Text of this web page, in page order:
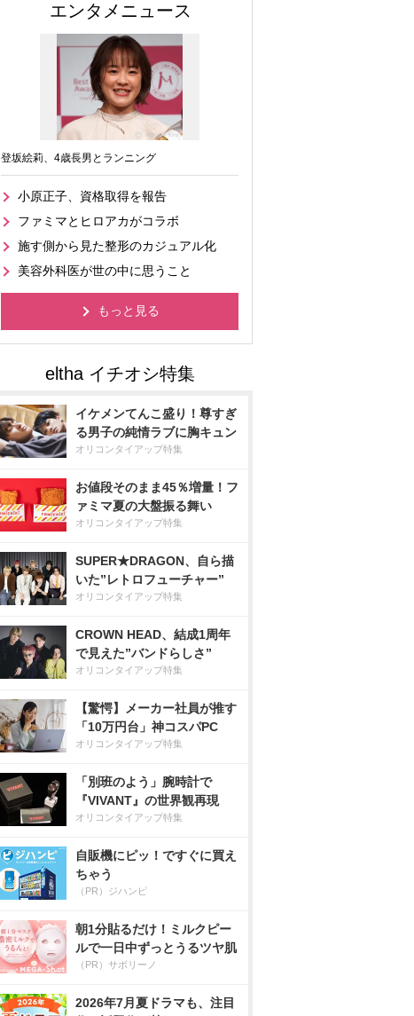
エンタメニュース
登坂絵莉、4歳長男とランニング
小原正子、資格取得を報告
ファミマとヒロアカがコラボ
施す側から見た整形のカジュアル化
美容外科医が世の中に思うこと
もっと見る
イケメンてんこ盛り！尊すぎ
る男子の純情ラブに胸キュン
オリコンタイアップ特集
お値段そのまま45％増量！フ
ァミマ夏の大盤振る舞い
オリコンタイアップ特集
SUPER★DRAGON、自ら描
いた”レトロフューチャー”
オリコンタイアップ特集
CROWN HEAD、結成1周年
で見えた”バンドらしさ”
オリコンタイアップ特集
【驚愕】メーカー社員が推す
「10万円台」神コスパPC
オリコンタイアップ特集
「別班のよう」腕時計で
『VIVANT』の世界観再現
オリコンタイアップ特集
自販機にピッ！ですぐに買え
ちゃう
（PR）ジハンピ
朝1分貼るだけ！ミルクピー
ルで一日中ずっとうるツヤ肌
（PR）サボリーノ
2026年7月夏ドラマも、注目